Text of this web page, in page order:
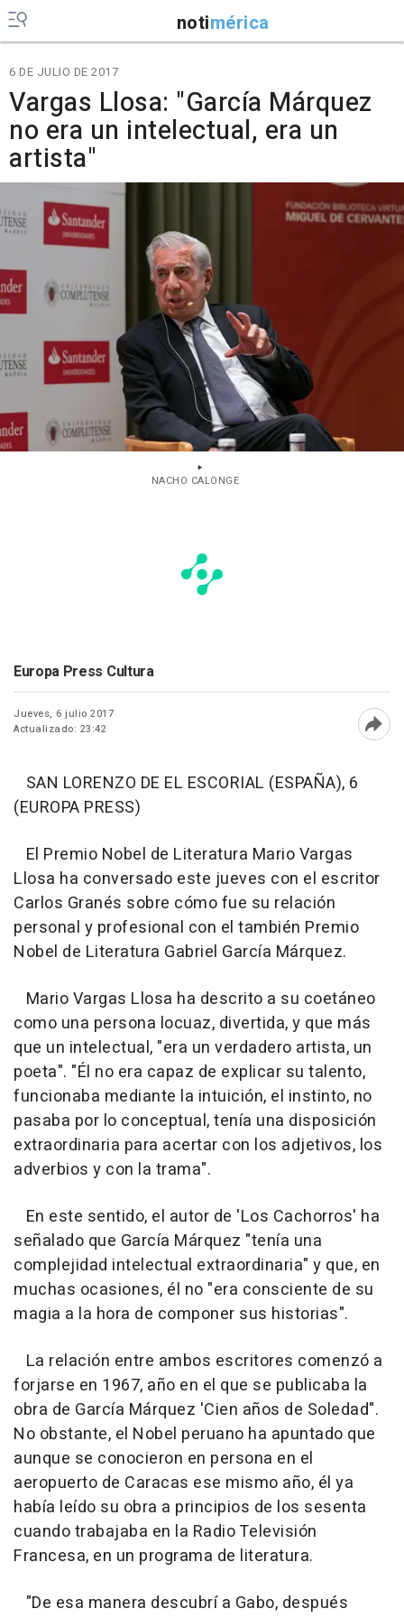
notimérica
6 DE JULIO DE 2017
Vargas Llosa: "García Márquez
no era un intelectual, era un
artista"
NACHO CALONGE
Europa Press Cultura
Jueves, 6 julio 2017
Actualizado: 23:42
SAN LORENZO DE EL ESCORIAL (ESPAÑA), 6
(EUROPA PRESS)
El Premio Nobel de Literatura Mario Vargas
Llosa ha conversado este jueves con el escritor
Carlos Granés sobre cómo fue su relación
personal y profesional con el también Premio
Nobel de Literatura Gabriel García Márquez.
Mario Vargas Llosa ha descrito a su coetáneo
como una persona locuaz, divertida, y que más
que un intelectual, "era un verdadero artista, un
poeta". "Él no era capaz de explicar su talento,
funcionaba mediante la intuición, el instinto, no
pasaba por lo conceptual, tenía una disposición
extraordinaria para acertar con los adjetivos, los
adverbios y con la trama".
En este sentido, el autor de 'Los Cachorros' ha
señalado que García Márquez "tenía una
complejidad intelectual extraordinaria" y que, en
muchas ocasiones, él no "era consciente de su
magia a la hora de componer sus historias".
La relación entre ambos escritores comenzó a
forjarse en 1967, año en el que se publicaba la
obra de García Márquez 'Cien años de Soledad".
No obstante, el Nobel peruano ha apuntado que
aunque se conocieron en persona en el
aeropuerto de Caracas ese mismo año, él ya
había leído su obra a principios de los sesenta
cuando trabajaba en la Radio Televisión
Francesa, en un programa de literatura.
"De esa manera descubrí a Gabo, después